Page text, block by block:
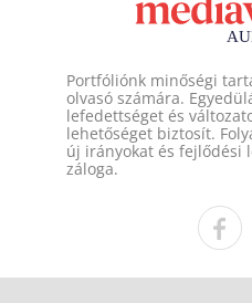
Portfóliónk minőségi
olvasó számára.
lefedettséget és
lehetőséget biztosít.
új irányokat és fejlődési
záloga.